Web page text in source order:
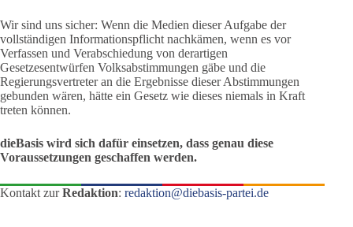
Wir sind uns sicher: Wenn die Medien dieser Aufgabe der
vollständigen Informationspflicht nachkämen, wenn es vor
Verfassen und Verabschiedung von derartigen
Gesetzesentwürfen Volksabstimmungen gäbe und die
Regierungsvertreter an die Ergebnisse dieser Abstimmungen
gebunden wären, hätte ein Gesetz wie dieses niemals in Kraft
treten können.
dieBasis wird sich dafür einsetzen, dass genau diese
Voraussetzungen geschaffen werden.
Kontakt zurRedaktion: redaktion@diebasis-partei.de